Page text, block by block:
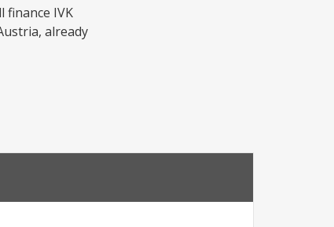
finance IVK
already